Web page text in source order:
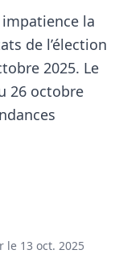
la
de l’élection
2025. Le
26 octobre
le 13 oct. 2025